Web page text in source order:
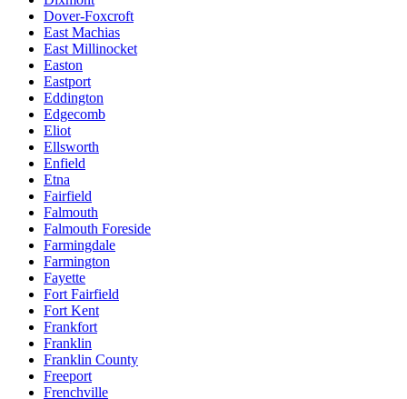
Dover-Foxcroft
East Machias
East Millinocket
Easton
Eastport
Eddington
Edgecomb
Eliot
Ellsworth
Enfield
Etna
Fairfield
Falmouth
Falmouth Foreside
Farmingdale
Farmington
Fayette
Fort Fairfield
Fort Kent
Frankfort
Franklin
Franklin County
Freeport
Frenchville